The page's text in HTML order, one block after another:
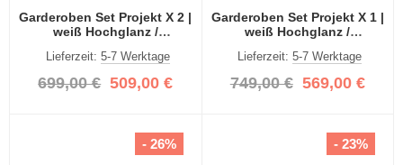
Garderoben Set Projekt X 2 |
weiß Hochglanz /
Lieferzeit: 5-7 Werktage
699,00 € 509,00 €
Garderoben Set Projekt X 1 |
weiß Hochglanz /
Lieferzeit:5-7 Werktage
749,00 € 569,00 €
- 26% - 23%